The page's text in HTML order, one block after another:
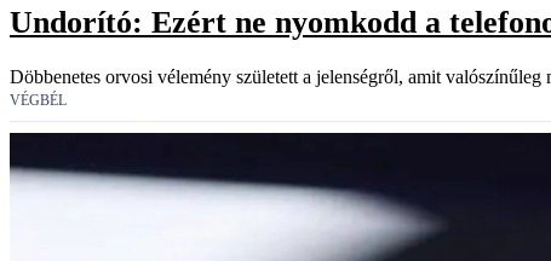
Undorító: Ezért ne nyomkodd a
Döbbenetes orvosi vélemény született a jelenségről, amit valószínűleg
VÉGBÉL